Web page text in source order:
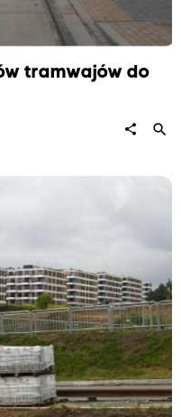
tramwajów do
share search